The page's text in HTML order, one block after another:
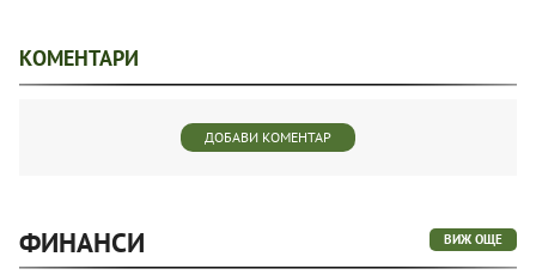
КОМЕНТАРИ
ДОБАВИ КОМЕНТАР
ФИНАНСИ ВИЖ ОЩЕ